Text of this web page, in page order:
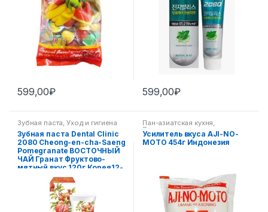
599,00₽ 599,00₽
Зубная паста,Уход и гигиена
Зубная паста Dental Clinic
2080 Cheong-en-cha-Saeng
Pomegranate ВОСТОЧНЫЙ
ЧАЙ Гранат Фруктово-
мятный вкус 120г Корея12-
Пан-азиатская кухня,
Приправы
Усилитель вкуса AJI-NO-
MOTO 454г Индонезия